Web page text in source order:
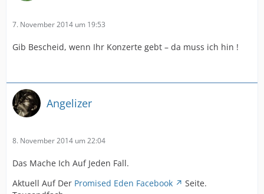
7. November 2014 um 19:53
Gib Bescheid, wenn Ihr Konzerte gebt – da muss ich hin !
Angelizer
8. November 2014 um 22:04
Das Mache Ich Auf Jeden Fall.
Aktuell Auf Der Promised Eden Facebook
Seite.